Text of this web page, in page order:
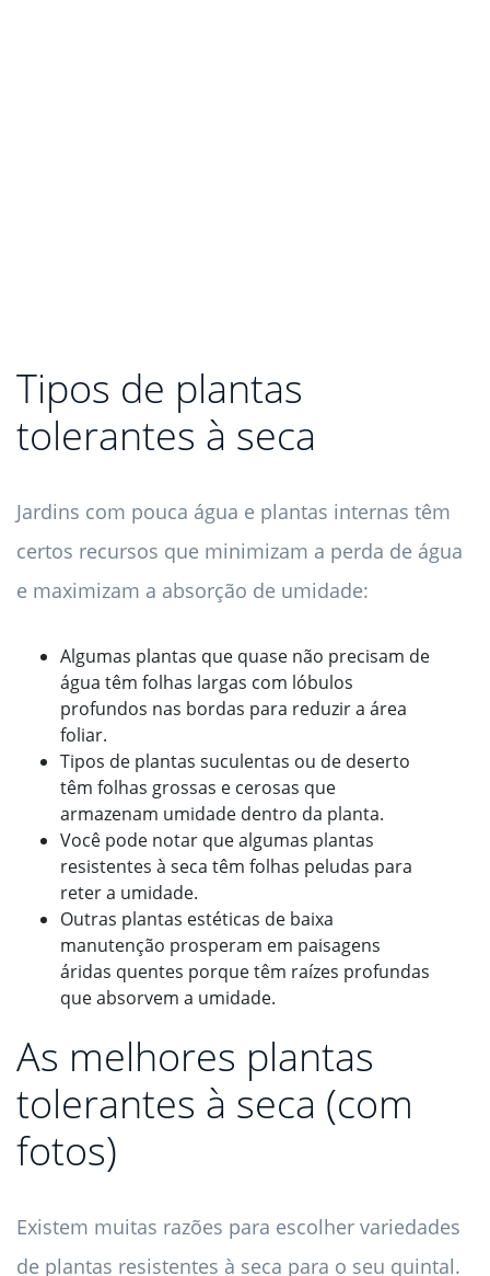
Tipos de plantas
tolerantes à seca
Jardins com pouca água e plantas internas têm
certos recursos que minimizam a perda de água
e maximizam a absorção de umidade:
Algumas plantas que quase não precisam de
água têm folhas largas com lóbulos
profundos nas bordas para reduzir a área
foliar.
Tipos de plantas suculentas ou de deserto
têm folhas grossas e cerosas que
armazenam umidade dentro da planta.
Você pode notar que algumas plantas
resistentes à seca têm folhas peludas para
reter a umidade.
Outras plantas estéticas de baixa
manutenção prosperam em paisagens
áridas quentes porque têm raízes profundas
que absorvem a umidade.
As melhores plantas
tolerantes à seca (com
fotos)
Existem muitas razões para escolher variedades
de plantas resistentes à seca para o seu quintal.